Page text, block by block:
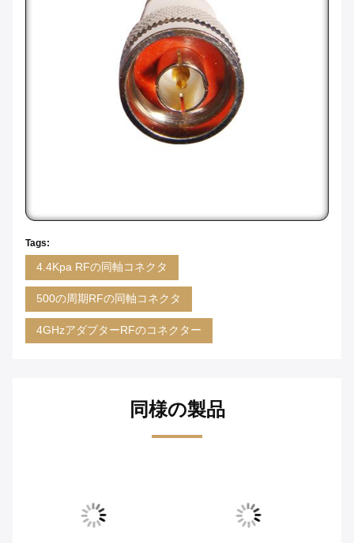
Tags:
4.4Kpa RFの同軸コネクタ
500の周期RFの同軸コネクタ
4GHzアダプターRFのコネクター
同様の製品